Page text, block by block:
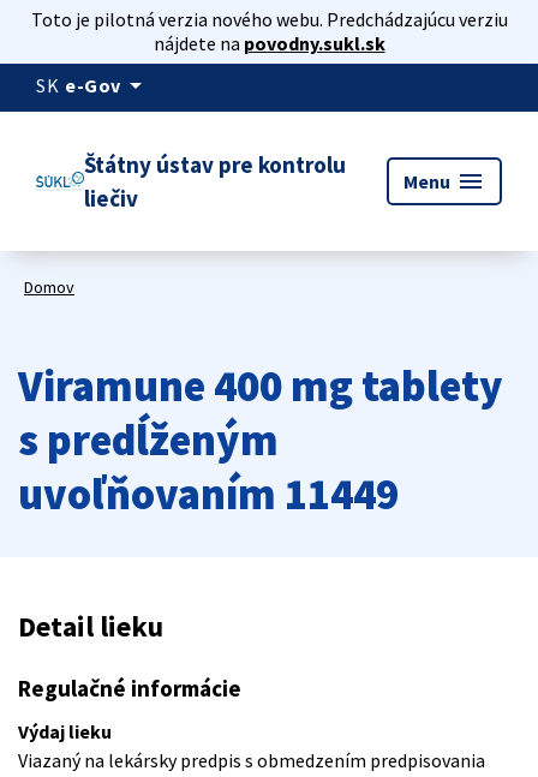
Toto je pilotná verzia nového webu. Predchádzajúcu verziu
nájdete na povodny.sukl.sk
SK e-Gov arrow_drop_down
Štátny ústav pre kontrolu
liečiv
Menu menu
Domov
Viramune 400 mg tablety
s predĺženým
uvoľňovaním 11449
Detail lieku
Regulačné informácie
Výdaj lieku
Viazaný na lekársky predpis s obmedzením predpisovania